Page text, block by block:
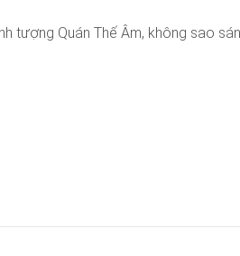
tượng Quán Thế Âm, không sao